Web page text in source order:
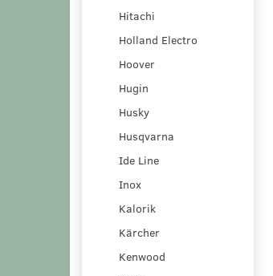
Hitachi
Holland Electro
Hoover
Hugin
Husky
Husqvarna
Ide Line
Inox
Kalorik
Kärcher
Kenwood